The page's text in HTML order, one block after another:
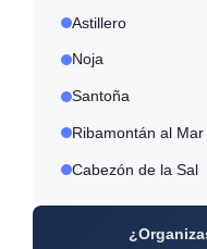
Astillero
Noja
Santoña
Ribamontán al Mar
Cabezón de la Sal